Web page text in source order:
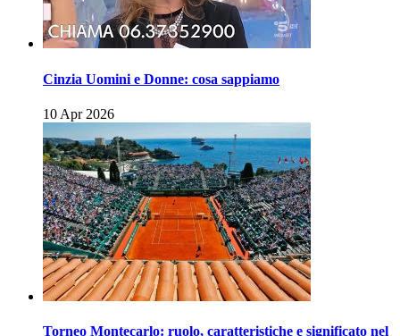
Cinzia Uomini e Donne: cosa sappiamo
10 Apr 2026
Torneo Montecarlo: ruolo, caratteristiche e significato nel